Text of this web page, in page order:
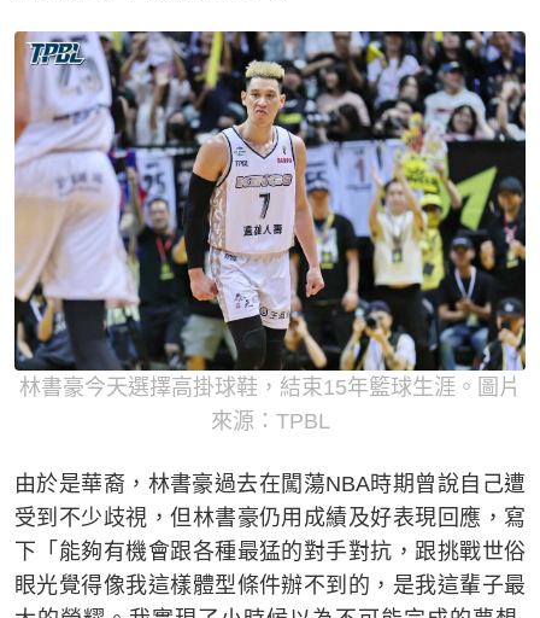
林書豪今天選擇高掛球鞋，結束15年籃球生涯。圖片
來源：TPBL
由於是華裔，林書豪過去在闖蕩NBA時期曾說自己遭
受到不少歧視，但林書豪仍用成績及好表現回應，寫
下「能夠有機會跟各種最猛的對手對抗，跟挑戰世俗
眼光覺得像我這樣體型條件辦不到的，是我這輩子最